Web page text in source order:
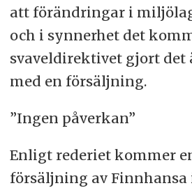
att förändringar i
och i synnerhet det
svaveldirektivet gjort
med en försäljning.
”Ingen påverkan”
Enligt rederiet kommer
försäljning av